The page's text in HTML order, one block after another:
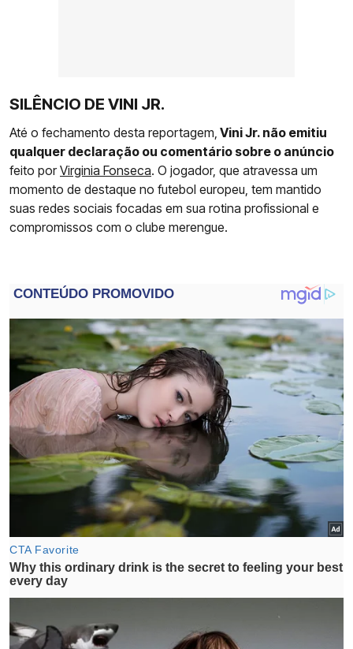
SILÊNCIO DE VINI JR.
Até o fechamento desta reportagem, Vini Jr. não emitiu
qualquer declaração ou comentário sobre o anúncio
feito porVirginia Fonseca. O jogador, que atravessa um
momento de destaque no futebol europeu, tem mantido
suas redes sociais focadas em sua rotina profissional e
compromissos com o clube merengue.